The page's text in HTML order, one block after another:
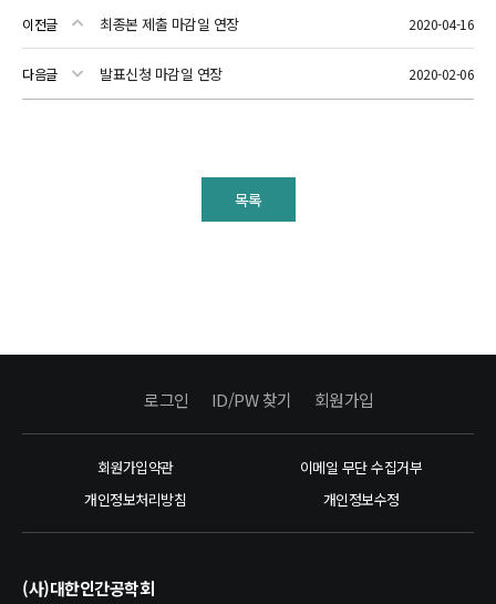
이전글 최종본 제출 마감일 연장 2020-04-16
다음글 발표신청 마감일 연장 2020-02-06
목록
회원가입약관
이메일 무단 수집거부
개인정보처리방침
개인정보수정
로그인 ID/PW 찾기 회원가입
(사)대한인간공학회